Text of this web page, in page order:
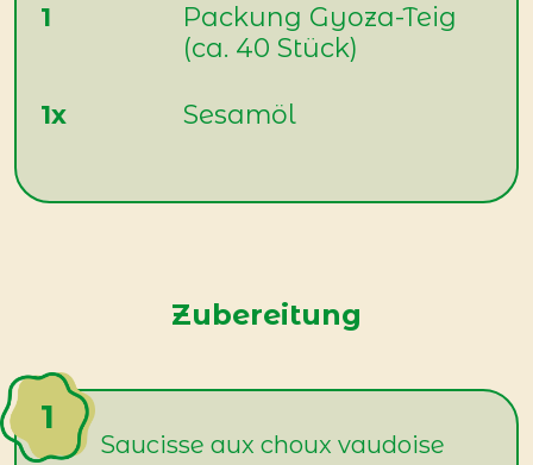
1
Packung Gyoza-Teig
(ca. 40 Stück)
1x Sesamöl
Zubereitung
Saucisse aux choux vaudoise